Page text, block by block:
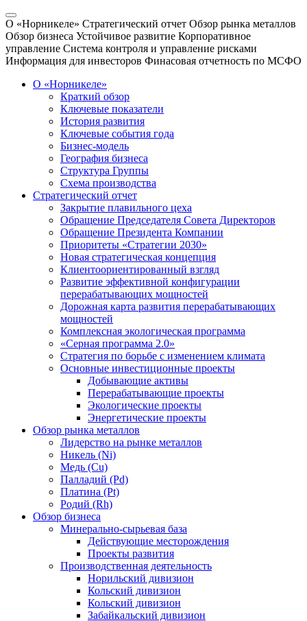
О «Норникеле» Стратегический отчет Обзор рынка металлов
Обзор бизнеса Устойчивое развитие Корпоративное
управление Система контроля и управление рисками
Информация для инвесторов Финасовая отчетность по МСФО
О «Норникеле»
Краткий обзор
Ключевые показатели
История развития
Ключевые события года
Бизнес-модель
География бизнеса
Структура Группы
Схема производства
Стратегический отчет
Закрытие плавильного цеха
Обращение Председателя Совета Директоров
Обращение Президента Компании
Приоритеты «Стратегии 2030»
Новая стратегическая концепция
Клиентоориентированный взгляд
Развитие эффективной конфигурации
перерабатывающих мощностей
Дорожная карта развития перерабатывающих
мощностей
Комплексная экологическая программа
«Серная программа 2.0»
Стратегия по борьбе с изменением климата
Основные инвестиционные проекты
Добывающие активы
Перерабатывающие проекты
Экологические проекты
Энергетические проекты
Обзор рынка металлов
Лидерство на рынке металлов
Никель (Ni)
Медь (Cu)
Палладий (Pd)
Платина (Pt)
Родий (Rh)
Обзор бизнеса
Минерально-сырьевая база
Действующие месторождения
Проекты развития
Производственная деятельность
Норильский дивизион
Кольский дивизион
Кольский дивизион
Забайкальский дивизион